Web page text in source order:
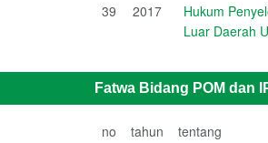
39
2017
Hukum
Luar Daerah
Fatwa Bidang POM dan
no tahun
tentang